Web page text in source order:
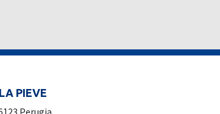
PIEVE
Perugia